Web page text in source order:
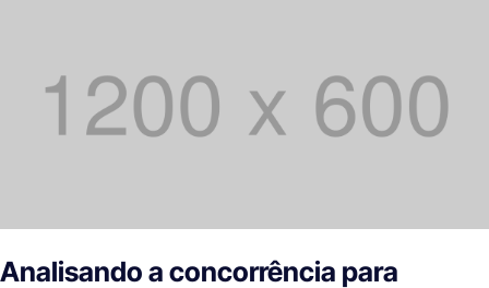
Analisando a concorrência para